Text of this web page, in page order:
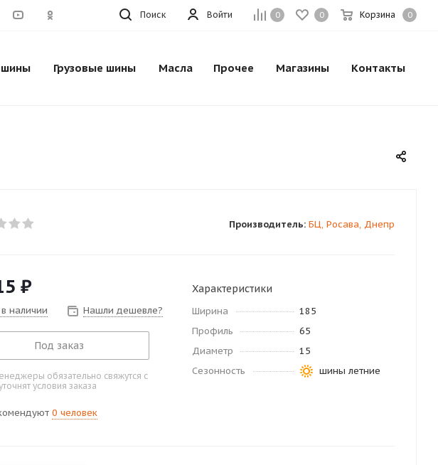
0 0 Корзина 0
Войти
Поиск
Грузовые шины Масла Прочее Магазины Контакты
Производитель: БЦ, Росава, Днепр
₽
наличии Нашли дешевле?
Под заказ
обязательно свяжутся с
условия заказа
0 человек
Характеристики
Ширина
185
Профиль
65
Диаметр
15
Сезонность
шины летние